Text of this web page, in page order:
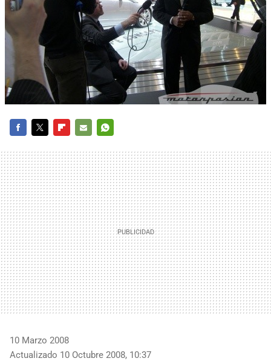
MAIL
10 Marzo 2008
Actualizado 10 Octubre 2008, 10:37